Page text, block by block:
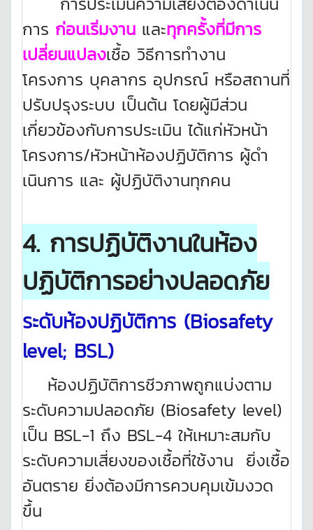
การ ก่อนเริ่มงาน และทุกครั้งที่มีการ
เปลี่ยนแปลงเชื้อ วิธีการทำงาน
โครงการ บุคลากร อุปกรณ์ หรือสถานที่
ปรับปรุงระบบ เป็นต้น โดยผู้มีส่วน
เกี่ยวข้องกับการประเมิน ได้แก่หัวหน้า
โครงการ/หัวหน้าห้องปฏิบัติการ ผู้ดํา
เนินการ และ ผู้ปฏิบัติงานทุกคน
4. การปฏิบัติงานในห้อง
ปฏิบัติการอย่างปลอดภัย
ระดับห้องปฏิบัติการ (Biosafety
level; BSL)
ห้องปฏิบัติการชีวภาพถูกแบ่งตาม
ระดับความปลอดภัย (Biosafety level)
เป็น BSL-1 ถึง BSL-4 ให้เหมาะสมกับ
ระดับความเสี่ยงของเชื้อที่ใช้งาน ยิ่งเชื้อ
อันตราย ยิ่งต้องมีการควบคุมเข้มงวด
ขึ้น